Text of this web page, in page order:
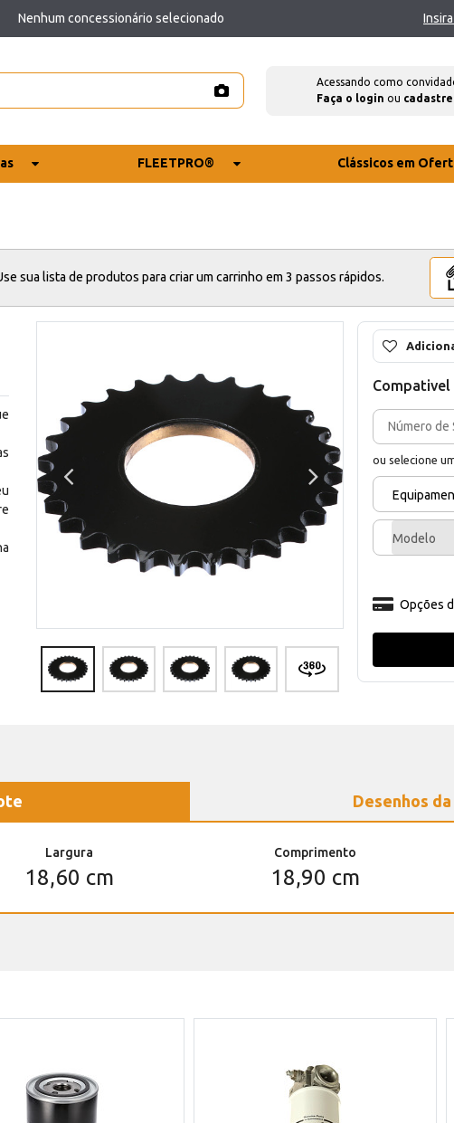
Nenhum concessionário selecionado
Acessando como
Faça o login ou
FLEETPRO® Clássicos em
sua lista de produtos para criar um carrinho em 3 passos rápidos.
Compativel
ou selecione
Modelo
Opções
Desenhos
Largura
18,60 cm
Comprimento
18,90 cm